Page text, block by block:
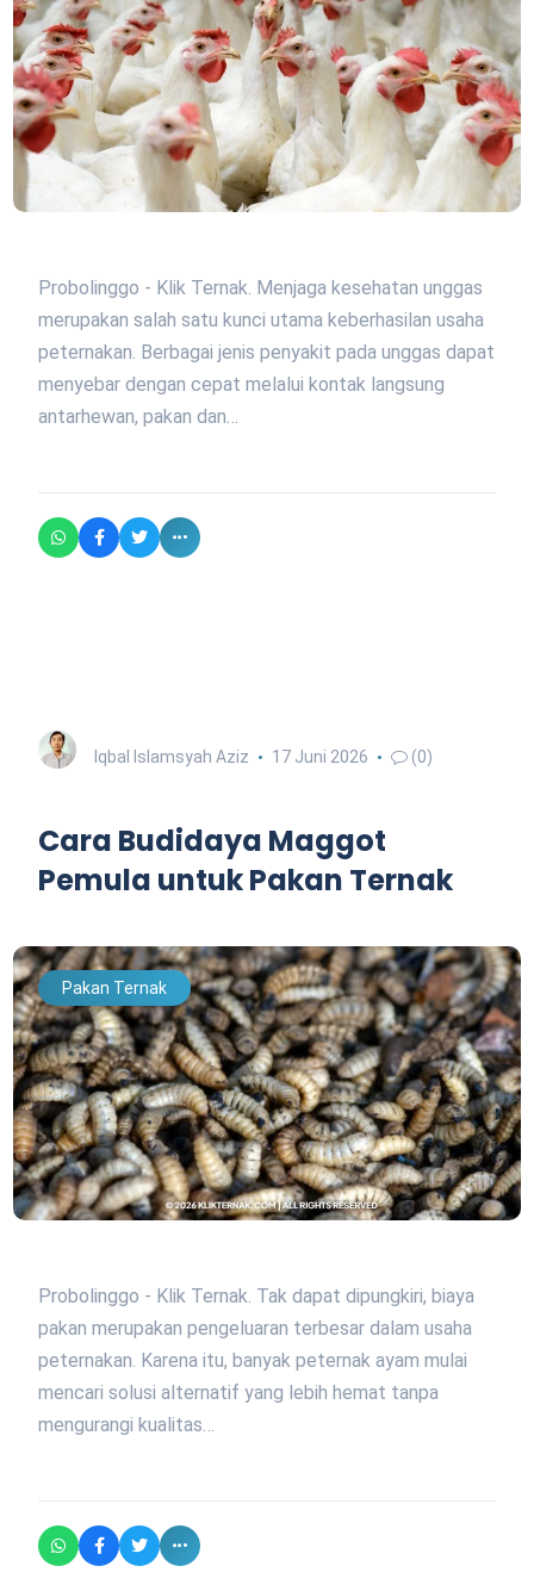
Probolinggo - Klik Ternak. Menjaga kesehatan unggas
merupakan salah satu kunci utama keberhasilan usaha
peternakan. Berbagai jenis penyakit pada unggas dapat
menyebar dengan cepat melalui kontak langsung
antarhewan, pakan dan…
Iqbal Islamsyah Aziz 17 Juni 2026 (0)
Cara Budidaya Maggot
Pemula untuk Pakan Ternak
Pakan Ternak
Probolinggo - Klik Ternak. Tak dapat dipungkiri, biaya
pakan merupakan pengeluaran terbesar dalam usaha
peternakan. Karena itu, banyak peternak ayam mulai
mencari solusi alternatif yang lebih hemat tanpa
mengurangi kualitas…